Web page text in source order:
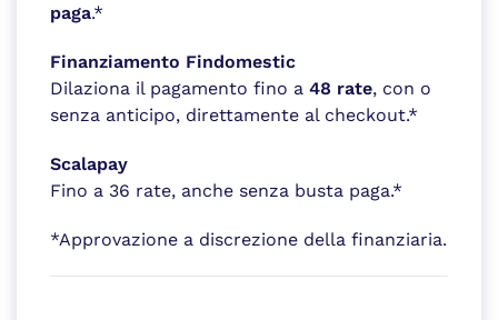
paga.*
Finanziamento Findomestic
Dilaziona il pagamento fino a 48 rate, con o
senza anticipo, direttamente al checkout.*
Scalapay
Fino a 36 rate, anche senza busta paga.*
*Approvazione a discrezione della finanziaria.